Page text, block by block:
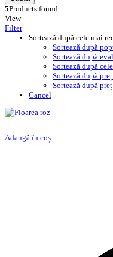
5Products found
View
Filter
Sortează după cele mai
Sortează după
Sortează după
Sortează după
Sortează după
Sortează după
Cancel
Adaugă în coș